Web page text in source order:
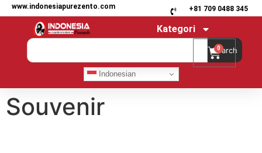
www.indonesiapurezento.com +81 709 0488 345
Kategori
Search
0
Indonesian
Souvenir